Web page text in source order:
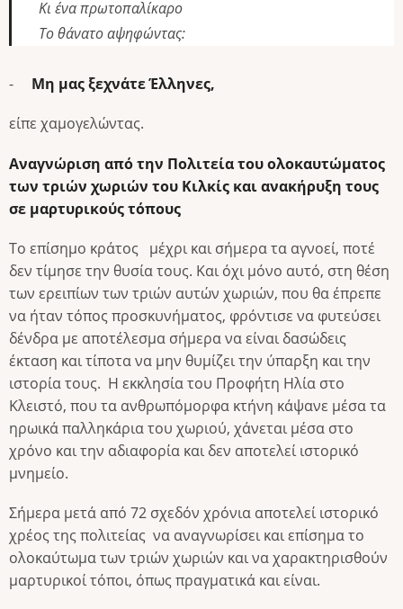
Κι ένα πρωτοπαλίκαρο
Το θάνατο αψηφώντας:
- Μη μας ξεχνάτε Έλληνες,
είπε χαμογελώντας.
Αναγνώριση από την Πολιτεία του ολοκαυτώματος
των τριών χωριών του Κιλκίς και ανακήρυξη τους
σε μαρτυρικούς τόπους
Το επίσημο κράτος μέχρι και σήμερα τα αγνοεί, ποτέ
δεν τίμησε την θυσία τους. Και όχι μόνο αυτό, στη θέση
των ερειπίων των τριών αυτών χωριών, που θα έπρεπε
να ήταν τόπος προσκυνήματος, φρόντισε να φυτεύσει
δένδρα με αποτέλεσμα σήμερα να είναι δασώδεις
έκταση και τίποτα να μην θυμίζει την ύπαρξη και την
ιστορία τους. Η εκκλησία του Προφήτη Ηλία στο
Κλειστό, που τα ανθρωπόμορφα κτήνη κάψανε μέσα τα
ηρωικά παλληκάρια του χωριού, χάνεται μέσα στο
χρόνο και την αδιαφορία και δεν αποτελεί ιστορικό
μνημείο.
Σήμερα μετά από 72 σχεδόν χρόνια αποτελεί ιστορικό
χρέος της πολιτείας να αναγνωρίσει και επίσημα το
ολοκαύτωμα των τριών χωριών και να χαρακτηρισθούν
μαρτυρικοί τόποι, όπως πραγματικά και είναι.